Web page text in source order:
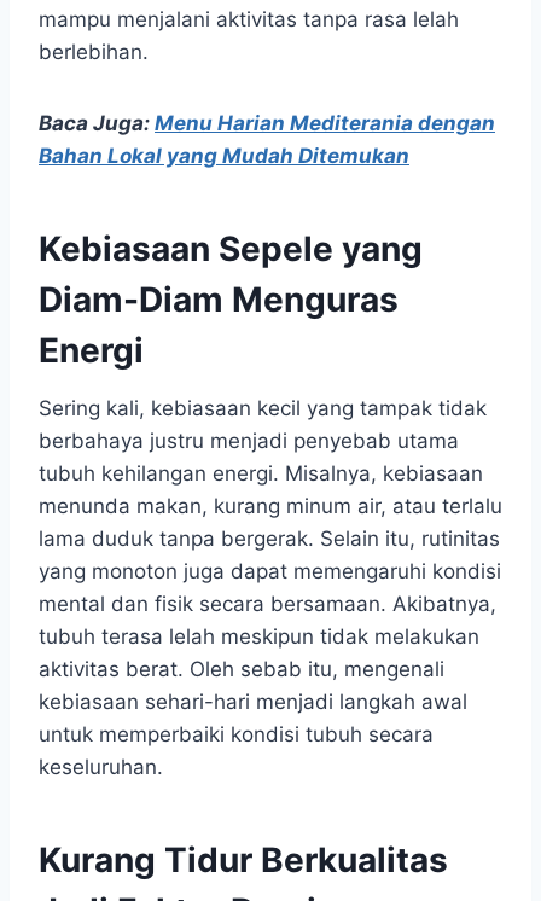
mampu menjalani aktivitas tanpa rasa lelah
berlebihan.
Baca Juga: Menu Harian Mediterania dengan
Bahan Lokal yang Mudah Ditemukan
Kebiasaan Sepele yang
Diam-Diam Menguras
Energi
Sering kali, kebiasaan kecil yang tampak tidak
berbahaya justru menjadi penyebab utama
tubuh kehilangan energi. Misalnya, kebiasaan
menunda makan, kurang minum air, atau terlalu
lama duduk tanpa bergerak. Selain itu, rutinitas
yang monoton juga dapat memengaruhi kondisi
mental dan fisik secara bersamaan. Akibatnya,
tubuh terasa lelah meskipun tidak melakukan
aktivitas berat. Oleh sebab itu, mengenali
kebiasaan sehari-hari menjadi langkah awal
untuk memperbaiki kondisi tubuh secara
keseluruhan.
Kurang Tidur Berkualitas